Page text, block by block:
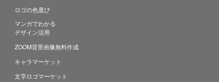
ロゴの色選び
マンガでわかる
デザイン活用
ZOOM背景画像無料作成
キャラマーケット
文字ロゴマーケット